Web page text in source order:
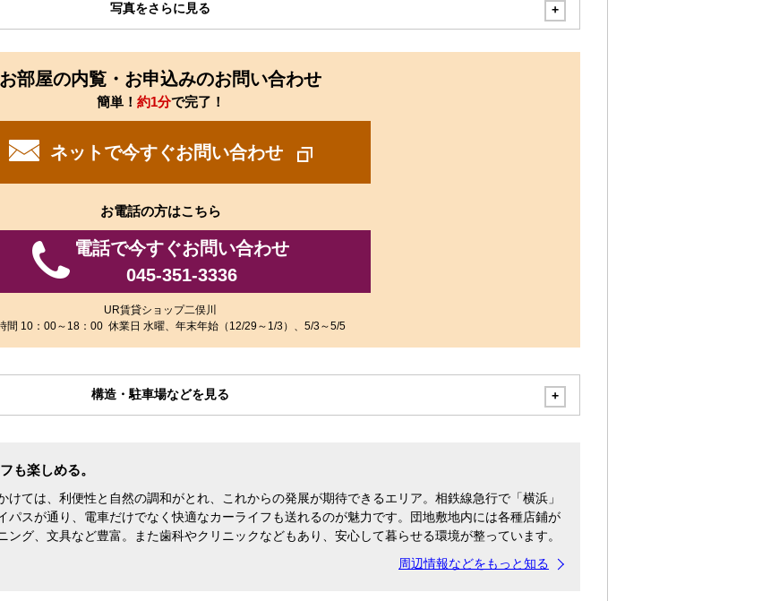
写真をさらに見る
お部屋の内覧・お申込みのお問い合わせ
簡単！ 約1分で完了！
ネットで今すぐお問い合わせ
お電話の方はこちら
電話で今すぐお問い合わせ
045-351-3336
UR賃貸ショップ二俣川
間 10：00～18：00 休業日 水曜、年末年始（12/29～1/3）、5/3～5/5
構造・駐車場などを見る
も楽しめる。
ては、利便性と自然の調和がとれ、これからの発展が期待できるエリア。相鉄線急行で「横浜」
パスが通り、電車だけでなく快適なカーライフも送れるのが魅力です。団地敷地内には各種店鋪が
グ、文具など豊富。また歯科やクリニックなどもあり、安心して暮らせる環境が整っています。
周辺情報などをもっと知る